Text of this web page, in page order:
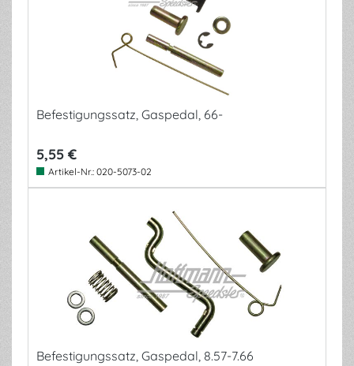
Befestigungssatz, Gaspedal, 66-
5,55 €
Artikel-Nr.: 020-5073-02
Befestigungssatz, Gaspedal, 8.57-7.66